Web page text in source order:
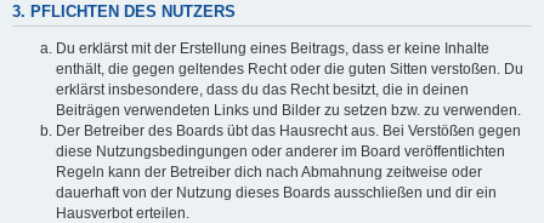
3. PFLICHTEN DES NUTZERS
Du erklärst mit der Erstellung eines Beitrags, dass er keine Inhalte
enthält, die gegen geltendes Recht oder die guten Sitten verstoßen. Du
erklärst insbesondere, dass du das Recht besitzt, die in deinen
Beiträgen verwendeten Links und Bilder zu setzen bzw. zu verwenden.
Der Betreiber des Boards übt das Hausrecht aus. Bei Verstößen gegen
diese Nutzungsbedingungen oder anderer im Board veröffentlichten
Regeln kann der Betreiber dich nach Abmahnung zeitweise oder
dauerhaft von der Nutzung dieses Boards ausschließen und dir ein
Hausverbot erteilen.